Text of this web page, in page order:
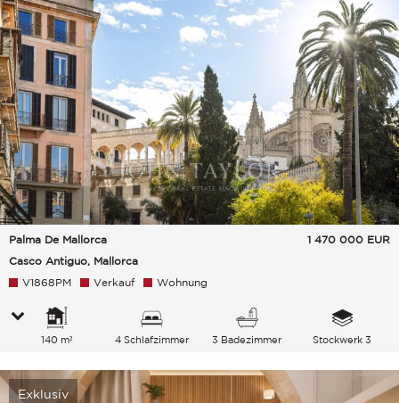
Palma De Mallorca
Casco Antiguo, Mallorca
1 470 000 EUR
V1868PM Verkauf Wohnung
140 m² 4 Schlafzimmer 3 Badezimmer Stockwerk 3
Exklusiv